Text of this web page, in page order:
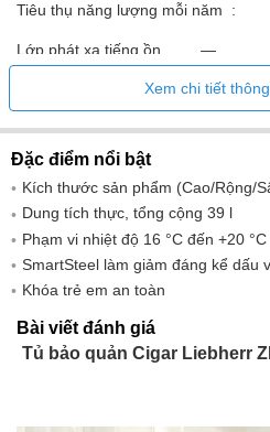
Tiêu thụ năng lượng mỗi năm :
Lớp phát xạ tiếng ồn —
Kích thước bên ngoài (C/R/S):
Chiều cao / chiều rộng / chiều sâu
508,0 mm
Trọng lượng (không bao bì) :
Trọng lượng (có bao bì) : 34,00
Kiểm soát : cảm ứng
Xem chi tiết
Đặc điểm nổi bật
Kích thước sản phẩm (Cao/Rộng/
Dung tích thực, tổng cộng 39 l
Phạm vi nhiệt độ 16 °C đến +20 °C
SmartSteel làm giảm đáng kể dấu
Khóa trẻ em an toàn
Bài viết đánh giá
Tủ bảo quản Cigar Liebherr